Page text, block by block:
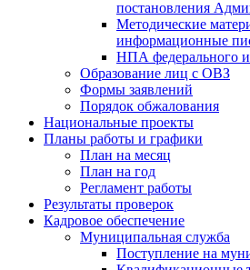
постановления
Методические
информационные
НПА федерального и
Образование лиц с ОВЗ
Формы заявлений
Порядок обжалования
Национальные проекты
Планы работы и графики
План на месяц
План на год
Регламент работы
Результаты проверок
Кадровое обеспечение
Муниципальная служба
Поступление на